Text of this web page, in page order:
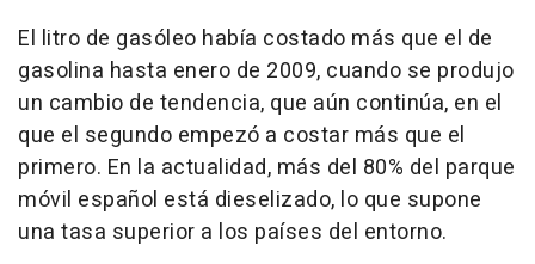
El litro de gasóleo había costado más que el de
gasolina hasta enero de 2009, cuando se produjo
un cambio de tendencia, que aún continúa, en el
que el segundo empezó a costar más que el
primero. En la actualidad, más del 80% del parque
móvil español está dieselizado, lo que supone
una tasa superior a los países del entorno.